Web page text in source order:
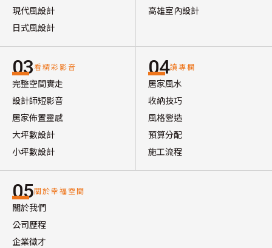
現代風設計
日式風設計
高雄室內設計
03看精彩影音
完整空間實走
設計師短影音
居家佈置靈感
大坪數設計
小坪數設計
04讀專欄
居家風水
收納技巧
風格營造
預算分配
施工流程
05關於幸福空間
關於我們
公司歷程
企業徵才